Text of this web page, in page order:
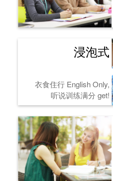
浸泡式
衣食住行 English Only,
听说训练满分 get!